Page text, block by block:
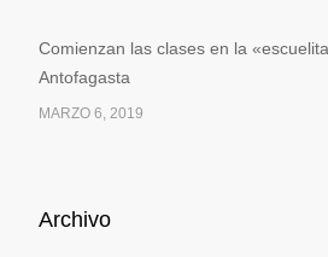
Comienzan las clases en la
Antofagasta
MARZO 6, 2019
Archivo